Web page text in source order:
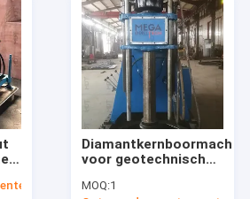
asboring
kernboring
ankerboring
van de kruippakjeboring
Prijs
voor geotechnisch
mijnexploratie,
MOQ:1